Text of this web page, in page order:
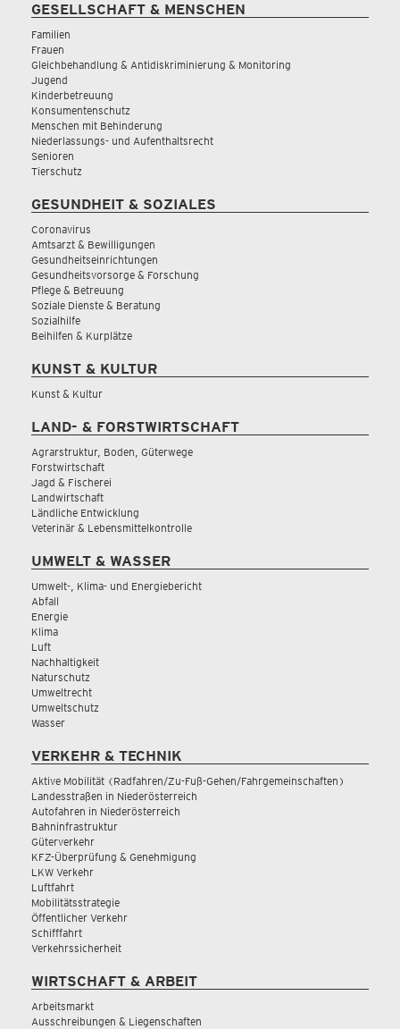
GESELLSCHAFT & MENSCHEN
Familien
Frauen
Gleichbehandlung & Antidiskriminierung & Monitoring
Jugend
Kinderbetreuung
Konsumentenschutz
Menschen mit Behinderung
Niederlassungs- und Aufenthaltsrecht
Senioren
Tierschutz
GESUNDHEIT & SOZIALES
Coronavirus
Amtsarzt & Bewilligungen
Gesundheitseinrichtungen
Gesundheitsvorsorge & Forschung
Pflege & Betreuung
Soziale Dienste & Beratung
Sozialhilfe
Beihilfen & Kurplätze
KUNST & KULTUR
Kunst & Kultur
LAND- & FORSTWIRTSCHAFT
Agrarstruktur, Boden, Güterwege
Forstwirtschaft
Jagd & Fischerei
Landwirtschaft
Ländliche Entwicklung
Veterinär & Lebensmittelkontrolle
UMWELT & WASSER
Umwelt-, Klima- und Energiebericht
Abfall
Energie
Klima
Luft
Nachhaltigkeit
Naturschutz
Umweltrecht
Umweltschutz
Wasser
VERKEHR & TECHNIK
Aktive Mobilität (Radfahren/Zu-Fuß-Gehen/Fahrgemeinschaften)
Landesstraßen in Niederösterreich
Autofahren in Niederösterreich
Bahninfrastruktur
Güterverkehr
KFZ-Überprüfung & Genehmigung
LKW Verkehr
Luftfahrt
Mobilitätsstrategie
Öffentlicher Verkehr
Schifffahrt
Verkehrssicherheit
WIRTSCHAFT & ARBEIT
Arbeitsmarkt
Ausschreibungen & Liegenschaften